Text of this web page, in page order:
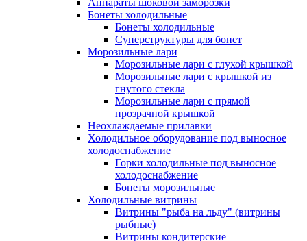
Аппараты шоковой заморозки
Бонеты холодильные
Бонеты холодильные
Суперструктуры для бонет
Морозильные лари
Морозильные лари с глухой крышкой
Морозильные лари с крышкой из
гнутого стекла
Морозильные лари с прямой
прозрачной крышкой
Неохлаждаемые прилавки
Холодильное оборудование под выносное
холодоснабжение
Горки холодильные под выносное
холодоснабжение
Бонеты морозильные
Холодильные витрины
Витрины "рыба на льду" (витрины
рыбные)
Витрины кондитерские